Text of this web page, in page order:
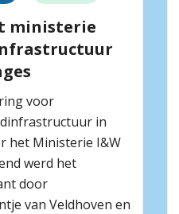
ministerie
voor
in
het Ministerie I&W
werd het
door
van Veldhoven en